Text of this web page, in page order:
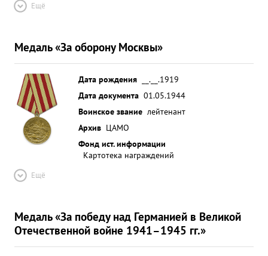
Ещё
Медаль «За оборону Москвы»
Дата рождения
__.__.1919
Дата документа 01.05.1944
Воинское звание лейтенант
Архив ЦАМО
Фонд ист. информации
Картотека награждений
Ещё
Медаль «За победу над Германией в Великой
Отечественной войне 1941–1945 гг.»